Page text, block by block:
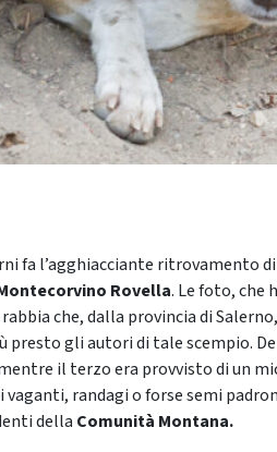
fa l’agghiacciante ritrovamento
Rovella. Le foto, che
che, dalla provincia di
presto gli autori di tale scempio.
il terzo era provvisto di un
vaganti, randagi o forse semi
della Comunità Montana.